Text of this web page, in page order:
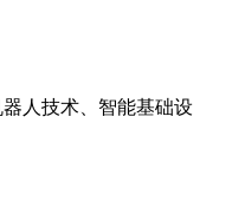
人技术、智能基础设